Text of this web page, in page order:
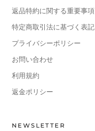
返品特約に関する重要事項
特定商取引法に基づく表記
プライバシーポリシー
お問い合わせ
利用規約
返金ポリシー
NEWSLETTER